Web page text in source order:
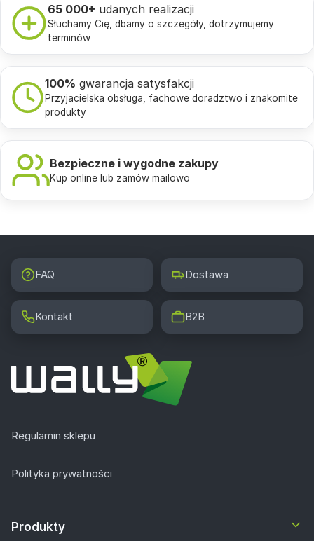
65 000+ udanych realizacji
Słuchamy Cię, dbamy o szczegóły, dotrzymujemy
terminów
100% gwarancja satysfakcji
Przyjacielska obsługa, fachowe doradztwo i znakomite
produkty
Bezpieczne i wygodne zakupy
Kup online lub zamów mailowo
FAQ Dostawa
Kontakt B2B
Regulamin sklepu
Polityka prywatności
Produkty